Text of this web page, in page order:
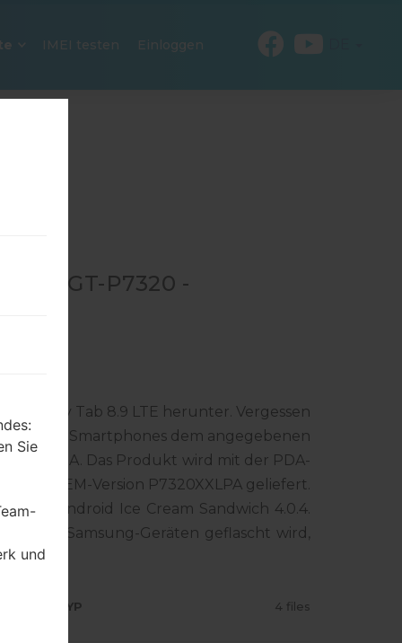
IMEI testen Einloggen
GT-P7320 -
Galaxy Tab 8.9 LTE herunter. Vergessen
Ihres Smartphones dem angegebenen
AUSTRIA. Das Produkt wird mit der PDA-
MODEM-Version P7320XXLPA geliefert.
ist Android Ice Cream Sandwich 4.0.4.
auf Samsung-Geräten geflascht wird,
TYP 4 files
Sie
und